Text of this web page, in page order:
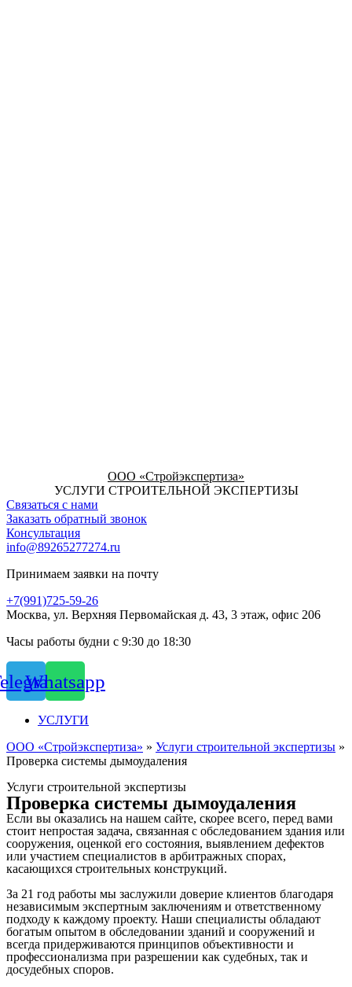
ООО «Стройэкспертиза»
УСЛУГИ СТРОИТЕЛЬНОЙ ЭКСПЕРТИЗЫ
Связаться с нами
Заказать обратный звонок
Консультация
info@89265277274.ru
Принимаем заявки на почту
+7(991)725-59-26
Москва, ул. Верхняя Первомайская д. 43, 3 этаж, офис 206
Часы работы будни с 9:30 до 18:30
Whatsapp
УСЛУГИ
ООО «Стройэкспертиза» » Услуги строительной экспертизы »
Проверка системы дымоудаления
Услуги строительной экспертизы
Проверка системы дымоудаления
Если вы оказались на нашем сайте, скорее всего, перед вами
стоит непростая задача, связанная с обследованием здания или
сооружения, оценкой его состояния, выявлением дефектов
или участием специалистов в арбитражных спорах,
касающихся строительных конструкций.
За 21 год работы мы заслужили доверие клиентов благодаря
независимым экспертным заключениям и ответственному
подходу к каждому проекту. Наши специалисты обладают
богатым опытом в обследовании зданий и сооружений и
всегда придерживаются принципов объективности и
профессионализма при разрешении как судебных, так и
досудебных споров.